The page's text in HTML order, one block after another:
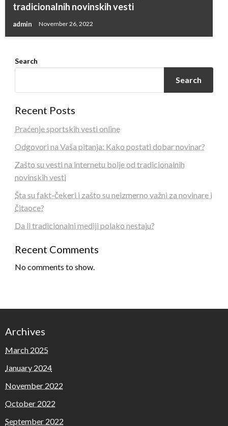
tradicionalnih novinskih vesti
admin November 26, 2022
Search
Search
Recent Posts
Praćenje sportskih vesti online
Odgovori na Vaša pitanja: Kako postati dobar novinar?
Zašto su vesti na internetu bolje od tradicionalnih
novinskih vesti
Šta su fakt-čekeri i zašto su neizmerno važni za novinare i
čitaoce?
Da li tradicionalni mediji polako nestaju?
Recent Comments
No comments to show.
Archives
March 2025
January 2024
November 2022
October 2022
September 2022